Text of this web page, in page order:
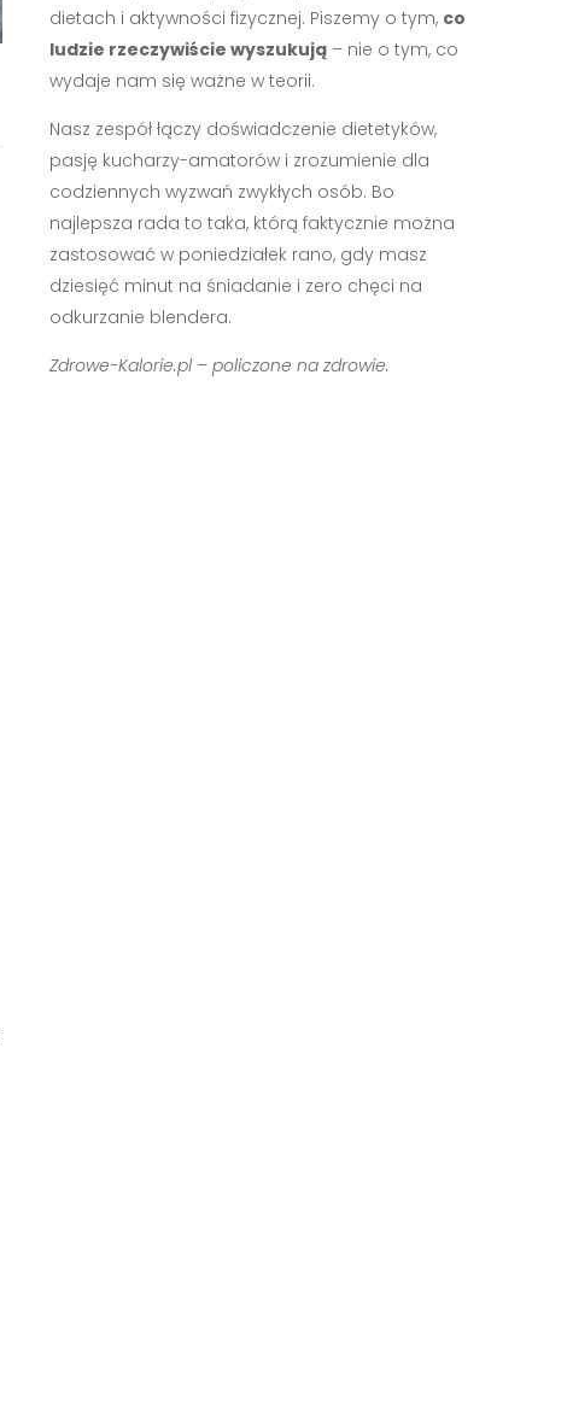
dietach i aktywności fizycznej. Piszemy o tym, co
ludzie rzeczywiście wyszukują– nie o tym, co
wydaje nam się ważne w teorii.
Nasz zespół łączy doświadczenie dietetyków,
pasję kucharzy-amatorów i zrozumienie dla
codziennych wyzwań zwykłych osób. Bo
najlepsza rada to taka, którą faktycznie można
zastosować w poniedziałek rano, gdy masz
dziesięć minut na śniadanie i zero chęci na
odkurzanie blendera.
Zdrowe-Kalorie.pl – policzone na zdrowie.